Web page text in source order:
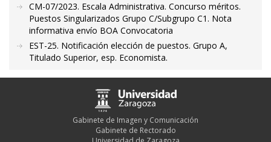
CM-07/2023. Escala Administrativa. Concurso méritos.
Puestos Singularizados Grupo C/Subgrupo C1. Nota
informativa envío BOA Convocatoria
EST-25. Notificación elección de puestos. Grupo A,
Titulado Superior, esp. Economista.
Gabinete de Imagen y Comunicación
Gabinete de Rectorado